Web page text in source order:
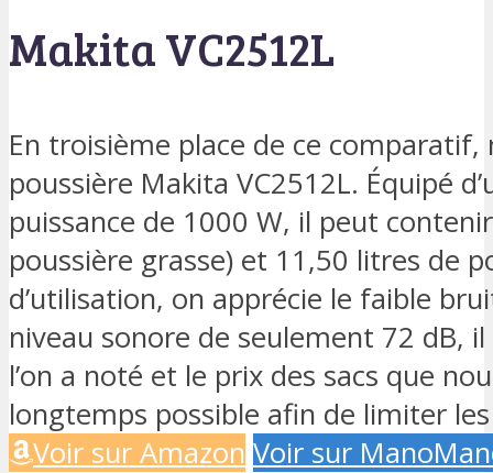
Makita VC2512L
En troisième place de ce comparatif,
poussière Makita VC2512L. Équipé
puissance de 1000 W, il peut
poussière grasse) et 11,50 litres de
d’utilisation, on apprécie le faible
niveau sonore de seulement 72 dB,
l’on a noté et le prix des sacs que
longtemps possible afin de limiter
Voir sur Amazon Voir sur